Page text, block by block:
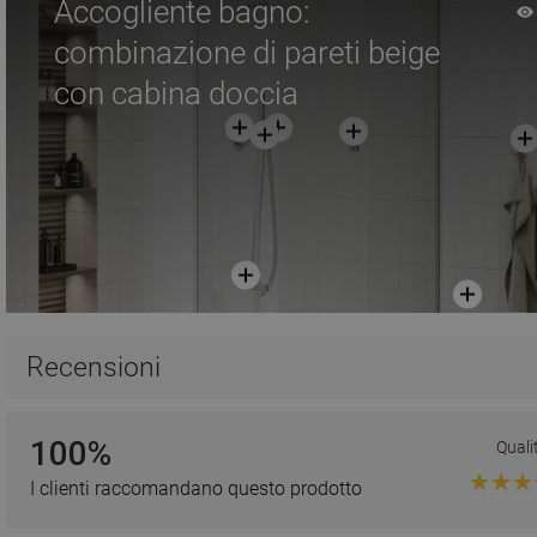
Accogliente bagno:
combinazione di pareti beige
con cabina doccia
Recensioni
100%
I clienti raccomandano questo prodotto